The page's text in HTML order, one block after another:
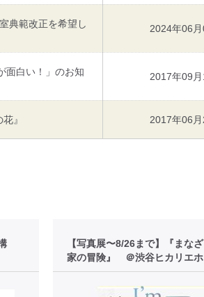
典範改正を希望し
2024年06
面白い！」のお知
2017年09
』 2017年06
【写真展〜8/26まで】『まな
家の冒険』 ＠渋谷ヒカリエ